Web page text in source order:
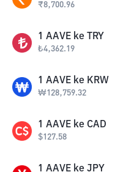
₹8,700.96
1 AAVE ke TRY
₺4,362.19
1 AAVE ke KRW
₩128,759.32
1 AAVE ke CAD
$127.58
1 AAVE ke JPY